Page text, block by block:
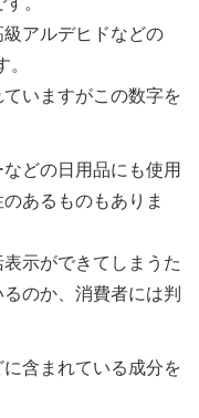
アルデヒドなどの
ていますがこの数字を
どの日用品にも使用
あるものもありま
示ができてしまうた
のか、消費者には判
含まれている成分を